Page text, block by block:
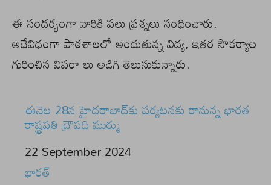
ఈ సందర్భంగా వారికి పలు ప్రశ్నలు సంధించారు.
అదేవిధంగా పాఠశాలలో అందుతున్న విద్య, ఇతర సౌకర్యాల
గురించిన వివరా లు అడిగి తెలుసుకున్నారు.
ఈనెల 28న హైదరాబాద్‌కు పర్యటనకు రానున్న భారత
రాష్ట్రపతి ద్రౌపది ముర్ము
Date
22 September 2024
In relation to
భారత్